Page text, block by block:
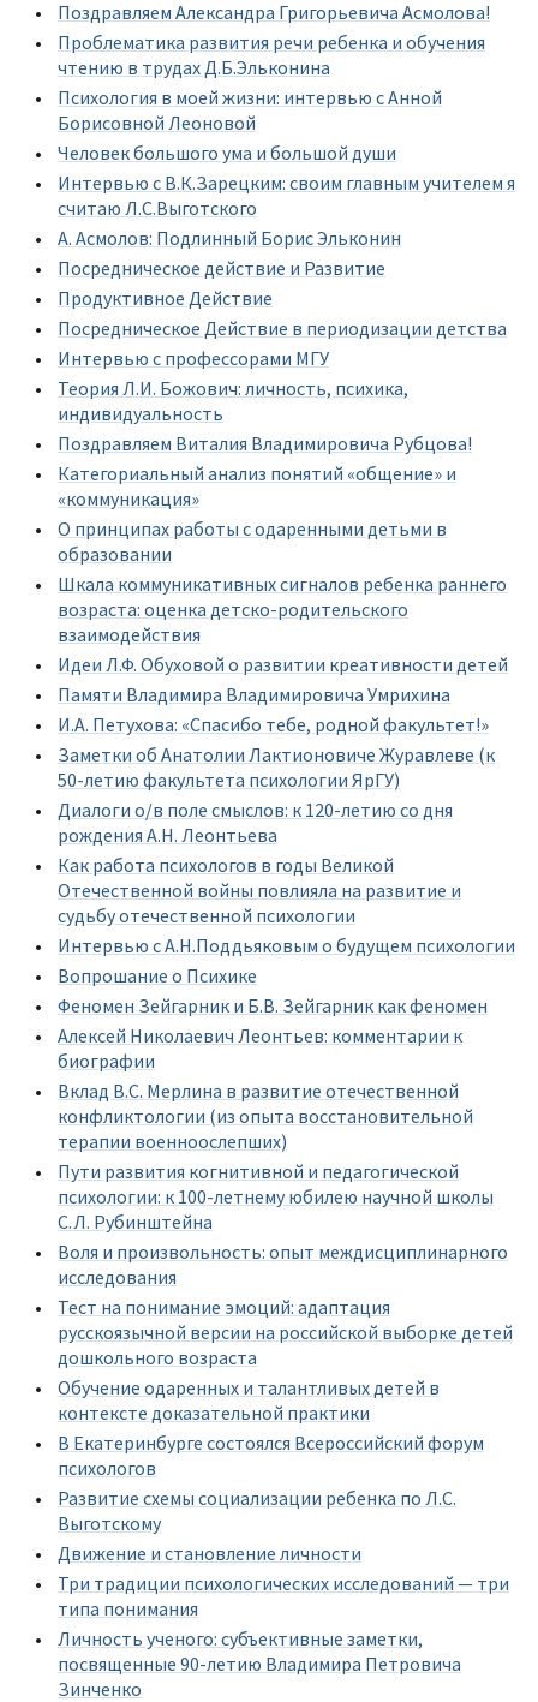
Поздравляем Александра Григорьевича Асмолова!
Проблематика развития речи ребенка и обучения
чтению в трудах Д.Б.Эльконина
Психология в моей жизни: интервью с Анной
Борисовной Леоновой
Человек большого ума и большой души
Интервью с В.К.Зарецким: своим главным учителем я
считаю Л.С.Выготского
А. Асмолов: Подлинный Борис Эльконин
Посредническое действие и Развитие
Продуктивное Действие
Посредническое Действие в периодизации детства
Интервью с профессорами МГУ
Теория Л.И. Божович: личность, психика,
индивидуальность
Поздравляем Виталия Владимировича Рубцова!
Категориальный анализ понятий «общение» и
«коммуникация»
О принципах работы с одаренными детьми в
образовании
Шкала коммуникативных сигналов ребенка раннего
возраста: оценка детско-родительского
взаимодействия
Идеи Л.Ф. Обуховой о развитии креативности детей
Памяти Владимира Владимировича Умрихина
И.А. Петухова: «Спасибо тебе, родной факультет!»
Заметки об Анатолии Лактионовиче Журавлеве (к
50-летию факультета психологии ЯрГУ)
Диалоги о/в поле смыслов: к 120-летию со дня
рождения А.Н. Леонтьева
Как работа психологов в годы Великой
Отечественной войны повлияла на развитие и
судьбу отечественной психологии
Интервью с А.Н.Поддьяковым о будущем психологии
Вопрошание о Психике
Феномен Зейгарник и Б.В. Зейгарник как феномен
Алексей Николаевич Леонтьев: комментарии к
биографии
Вклад В.С. Мерлина в развитие отечественной
конфликтологии (из опыта восстановительной
терапии военноослепших)
Пути развития когнитивной и педагогической
психологии: к 100-летнему юбилею научной школы
С.Л. Рубинштейна
Воля и произвольность: опыт междисциплинарного
исследования
Тест на понимание эмоций: адаптация
русскоязычной версии на российской выборке детей
дошкольного возраста
Обучение одаренных и талантливых детей в
контексте доказательной практики
В Екатеринбурге состоялся Всероссийский форум
психологов
Развитие схемы социализации ребенка по Л.С.
Выготскому
Движение и становление личности
Три традиции психологических исследований — три
типа понимания
Личность ученого: субъективные заметки,
посвященные 90-летию Владимира Петровича
Зинченко